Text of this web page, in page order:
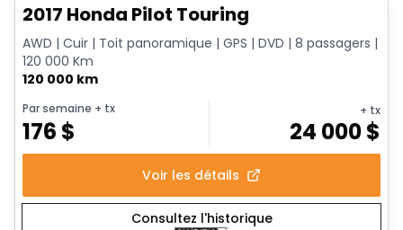
2017 Honda Pilot Touring
AWD | Cuir | Toit panoramique | GPS | DVD | 8 passagers |
120 000 Km
120 000 km
Par semaine + tx
176 $
+ tx
24 000$
Voir les détails
Consultez l'historique